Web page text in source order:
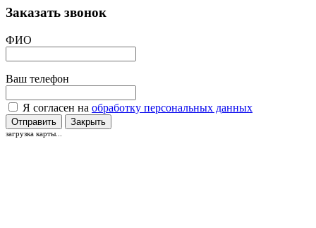
Заказать звонок
ФИО
Ваш телефон
Я согласен на обработку персональных данных
Отправить Закрыть
загрузка карты...